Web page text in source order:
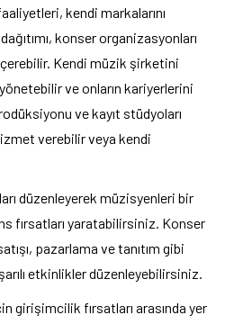
kendi markalarını
konser organizasyonları
Kendi müzik şirketini
ve onların kariyerlerini
ve kayıt stüdyoları
verebilir veya kendi
düzenleyerek müzisyenleri bir
fırsatları yaratabilirsiniz. Konser
pazarlama ve tanıtım gibi
etkinlikler düzenleyebilirsiniz.
girişimcilik fırsatları arasında yer